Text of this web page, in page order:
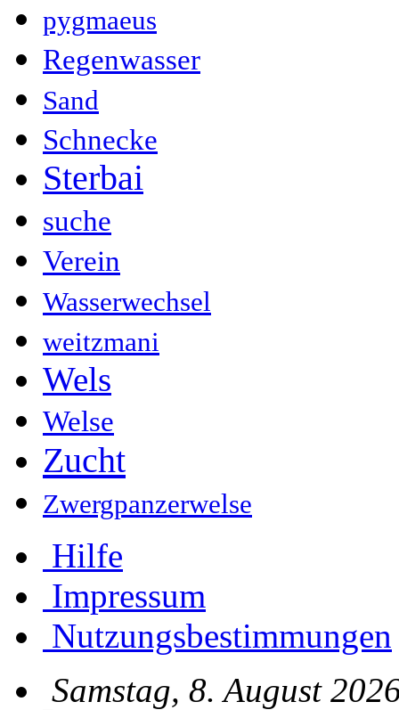
pygmaeus
Regenwasser
Sand
Schnecke
Sterbai
suche
Verein
Wasserwechsel
weitzmani
Wels
Welse
Zucht
Zwergpanzerwelse
Hilfe
Impressum
Nutzungsbestimmungen
Samstag, 8. August